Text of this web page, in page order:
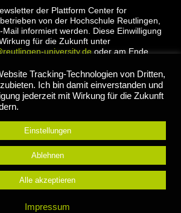
der Plattform Center for
von der Hochschule Reutlingen,
informiert werden. Diese Einwilligung
für die Zukunft unter
university.deoder am Ende
Anmelden
for Entrepreneurship Hochschule
Tracking-Technologien von Dritten,
Ich bin damit einverstanden und
jederzeit mit Wirkung für die Zukunft
Einstellungen
Ablehnen
Alle akzeptieren
Impressum